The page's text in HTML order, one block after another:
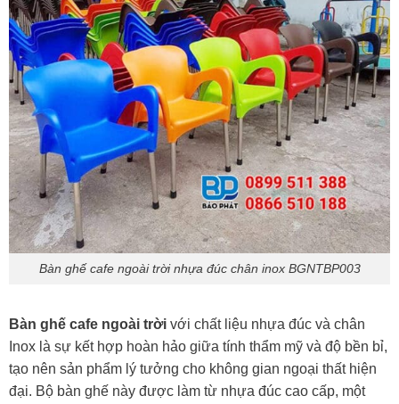
Bàn ghế cafe ngoài trời nhựa đúc chân inox BGNTBP003
Bàn ghế cafe ngoài trời với chất liệu nhựa đúc và chân
Inox là sự kết hợp hoàn hảo giữa tính thẩm mỹ và độ bền bỉ,
tạo nên sản phẩm lý tưởng cho không gian ngoại thất hiện
đại. Bộ bàn ghế này được làm từ nhựa đúc cao cấp, một